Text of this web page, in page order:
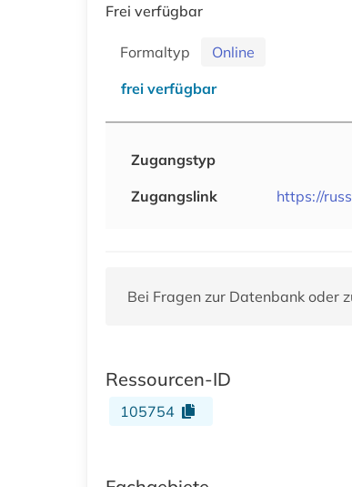
Frei verfügbar
Formaltyp
Online
frei verfügbar
Zugangstyp
Zugangslink
https://
Bei Fragen zur Datenbank oder
Ressourcen-ID
105754